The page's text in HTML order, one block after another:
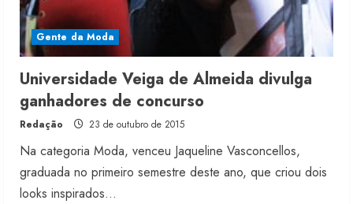
Gente da Moda
Universidade Veiga de Almeida divulga
ganhadores de concurso
Redação 23 de outubro de 2015
Na categoria Moda, venceu Jaqueline Vasconcellos,
graduada no primeiro semestre deste ano, que criou dois
looks inspirados...